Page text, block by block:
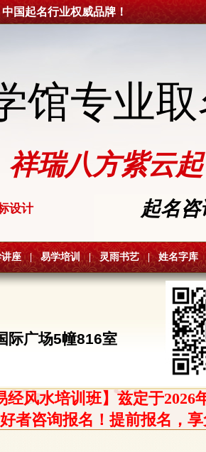
国起名行业权威品牌！
馆专业取
祥瑞八方紫云
设计 起名
座 | 易学培训 | 灵雨书艺 | 姓名字库
际广场5幢816室
风水培训班】兹定于2026
者咨询报名！提前报名，享